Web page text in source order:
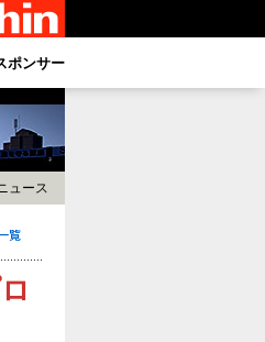
ポンサー
ュース